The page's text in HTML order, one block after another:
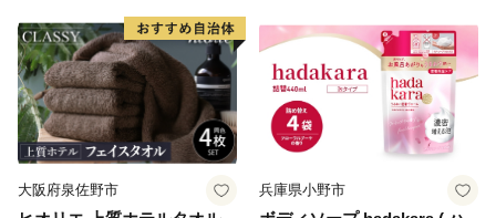
蓄 防災 エコ 消耗品 生活雑貨
生活用品 無香料 トイレット
ペーパー ダブル といれっと
ぺーぱー トイレ クレシア ト
イレットペーパー [BDBH002
-1]
大阪府泉佐野市 兵庫県小野市